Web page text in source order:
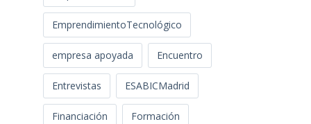
EmprendimientoTecnológico
empresa apoyada Encuentro
Entrevistas ESABICMadrid
Financiación Formación